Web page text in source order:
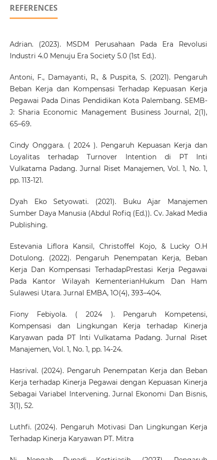
REFERENCES
Adrian. (2023). MSDM Perusahaan Pada Era Revolusi
Industri 4.0 Menuju Era Society 5.0 (1st Ed.).
Antoni, F., Damayanti, R., & Puspita, S. (2021). Pengaruh
Beban Kerja dan Kompensasi Terhadap Kepuasan Kerja
Pegawai Pada Dinas Pendidikan Kota Palembang. SEMB-
J: Sharia Economic Management Business Journal, 2(1),
65–69.
Cindy Onggara. ( 2024 ). Pengaruh Kepuasan Kerja dan
Loyalitas terhadap Turnover Intention di PT Inti
Vulkatama Padang. Jurnal Riset Manajemen, Vol. 1, No. 1,
pp. 113-121.
Dyah Eko Setyowati. (2021). Buku Ajar Manajemen
Sumber Daya Manusia (Abdul Rofiq (Ed.)). Cv. Jakad Media
Publishing.
Estevania Liflora Kansil, Christoffel Kojo, & Lucky O.H
Dotulong. (2022). Pengaruh Penempatan Kerja, Beban
Kerja Dan Kompensasi TerhadapPrestasi Kerja Pegawai
Pada Kantor Wilayah KementerianHukum Dan Ham
Sulawesi Utara. Jurnal EMBA, 1O(4), 393–404.
Fiony Febiyola. ( 2024 ). Pengaruh Kompetensi,
Kompensasi dan Lingkungan Kerja terhadap Kinerja
Karyawan pada PT Inti Vulkatama Padang. Jurnal Riset
Manajemen, Vol. 1, No. 1, pp. 14-24.
Hasrival. (2024). Pengaruh Penempatan Kerja dan Beban
Kerja terhadap Kinerja Pegawai dengan Kepuasan Kinerja
Sebagai Variabel Intervening. Jurnal Ekonomi Dan Bisnis,
3(1), 52.
Luthfi. (2024). Pengaruh Motivasi Dan Lingkungan Kerja
Terhadap Kinerja Karyawan PT. Mitra